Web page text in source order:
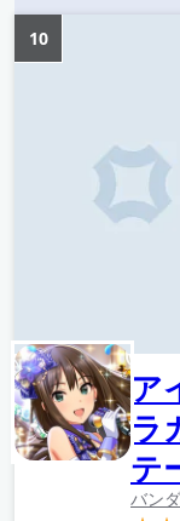
ア
ラ
テ
バン
10